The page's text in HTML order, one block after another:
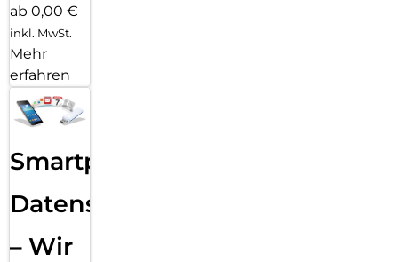
ab 0,00 €
inkl. MwSt.
Mehr
erfahren
Smartphone
Datensicherung
– Wir